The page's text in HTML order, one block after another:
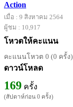
Action
เมื่อ : 9 สิงหาคม 2564
ผู้ชม : 10,917
โหวตให้คะแนน
คะแนนโหวต 0 (0 ครั้ง)
ดาวน์โหลด
169 ครั้ง
(สัปดาห์ก่อน 0 ครั้ง)